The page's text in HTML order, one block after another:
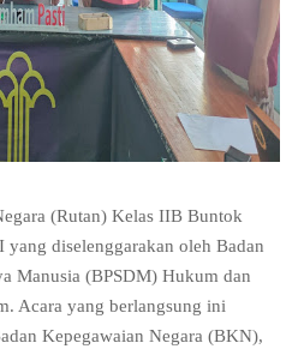
(Rutan) Kelas IIB Buntok
diselenggarakan oleh Badan
Manusia (BPSDM) Hukum dan
Acara yang berlangsung ini
Kepegawaian Negara (BKN),